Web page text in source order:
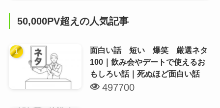
50,000PV超えの人気記事
面白い話 短い 爆笑 厳選ネタ
100｜飲み会やデートで使えるお
もしろい話｜死ぬほど面白い話
497700